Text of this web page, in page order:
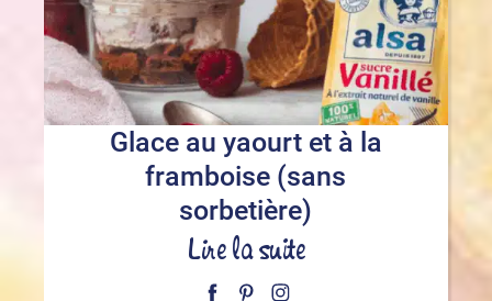
Glace au yaourt et à la
framboise (sans
sorbetière)
Lire la suite